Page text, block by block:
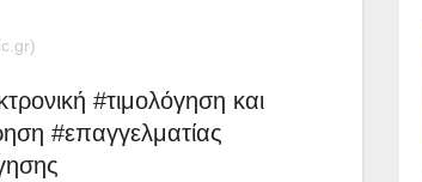
#τιμολόγηση και
#επαγγελματίας